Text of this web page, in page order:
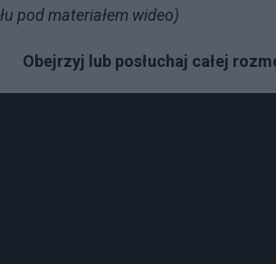
pod materiałem wideo)
Obejrzyj lub posłuchaj całej